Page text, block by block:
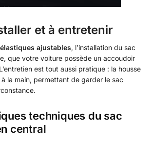
et à entretenir
ajustables, l’installation du sac
que votre voiture possède un accoudoir
est tout aussi pratique : la housse
la main, permettant de garder le sac
techniques du sac
central